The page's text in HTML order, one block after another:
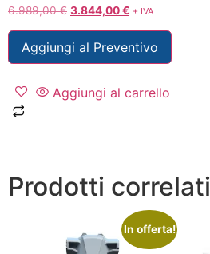
6.989,00€ 3.844,00€ + IVA
Aggiungi al Preventivo
Aggiungi al carrello
Prodotti correlati
In offerta!